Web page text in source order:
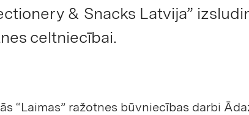
& Snacks Latvija”
celtniecībai.
“Laimas” ražotnes būvniecības darbi